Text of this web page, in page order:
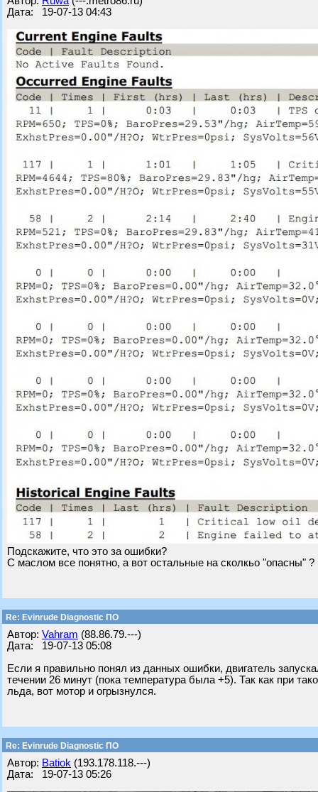
Дата: 19-07-13 04:43
Подскажите, что это за ошибки?
С маслом все понятно, а вот остальные на сколкьо "опасны" ?
Re: Evinrude Diagnostic ПО
Автор: Vahram (88.86.79.---)
Дата: 19-07-13 05:08
Если я правильно понял из данных ошибки, двигатель
течении 26 минут (пока температура была +5). Так как при
льда, вот мотор и огрызнулся.
Re: Evinrude Diagnostic ПО
Автор: Batiok (193.178.118.---)
Дата: 19-07-13 05:26